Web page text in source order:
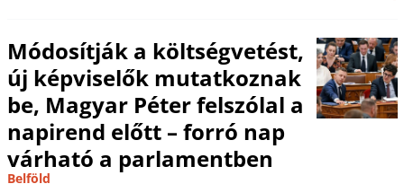
Módosítják a költségvetést,
új képviselők mutatkoznak
be, Magyar Péter felszólal a
napirend előtt – forró nap
várható a parlamentben
Belföld